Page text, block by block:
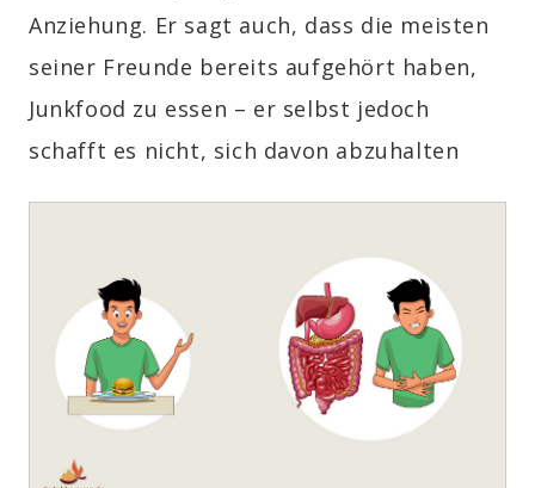
Anziehung. Er sagt auch, dass die meisten
seiner Freunde bereits aufgehört haben,
Junkfood zu essen – er selbst jedoch
schafft es nicht, sich davon abzuhalten